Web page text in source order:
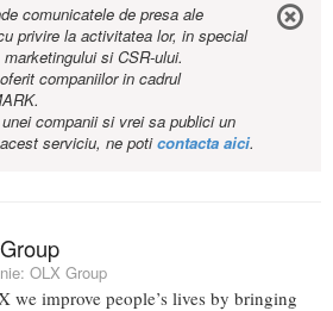
comunicatele de presa ale
privire la activitatea lor, in special
si CSR-ului.
companiilor in cadrul
companii si vrei sa publici un
serviciu, ne poticontacta aici.
OLX Group
we improve people’s lives by bringing